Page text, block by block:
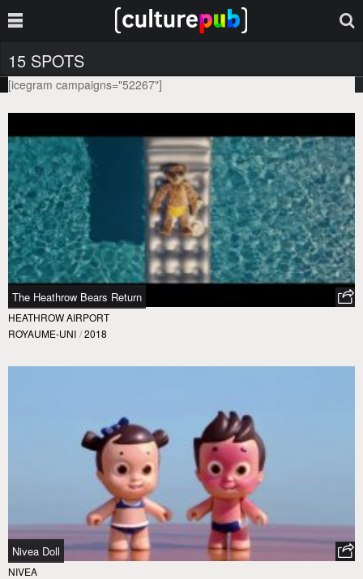
15 SPOTS
[icegram campaigns="52267"]
The Heathrow Bears Return
HEATHROW AIRPORT
ROYAUME-UNI / 2018
Nivea Doll
NIVEA